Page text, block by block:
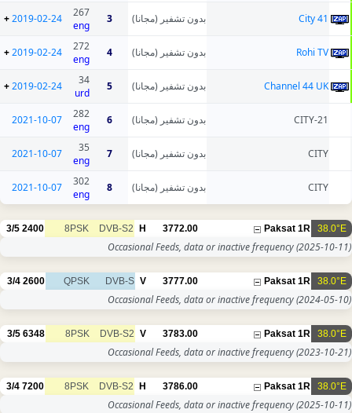
City 41 بدون تشفير (مجانا) 3
267
eng
2019-02-24
+
Rohi TV بدون تشفير (مجانا) 4
272
eng
2019-02-24
+
Channel 44 UK بدون تشفير (مجانا) 5
34
urd
2019-02-24
+
CITY-21 بدون تشفير (مجانا) 6
282
eng
2021-10-07
CITY بدون تشفير (مجانا) 7
35
eng
2021-10-07
CITY بدون تشفير (مجانا) 8
302
eng
2021-10-07
38.0°E
Paksat 1R
3772.00
H
DVB-S2
8PSK
2400
3/5
Occasional Feeds, data or inactive frequency(2025-10-11)
38.0°E
Paksat 1R
3777.00
V
DVB-S
QPSK
2600
3/4
Occasional Feeds, data or inactive frequency(2024-05-10)
38.0°E
Paksat 1R
3783.00
V
DVB-S2
8PSK
6348
3/5
Occasional Feeds, data or inactive frequency(2023-10-21)
38.0°E
Paksat 1R
3786.00
H
DVB-S2
8PSK
7200
3/4
Occasional Feeds, data or inactive frequency(2025-10-11)